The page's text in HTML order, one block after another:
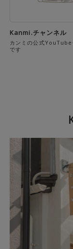
Kanmi.チャンネル
カンミの公式YouTube
です